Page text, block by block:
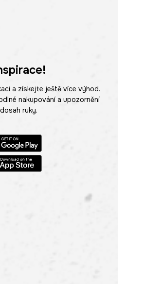
a získejte ještě více výhod.
nakupování a upozornění
ruky.